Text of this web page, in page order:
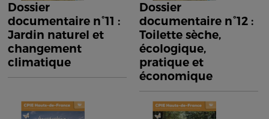
Dossier
documentaire n°11 :
Jardin naturel et
changement
climatique
Dossier
documentaire n°12 :
Toilette sèche,
écologique,
pratique et
économique